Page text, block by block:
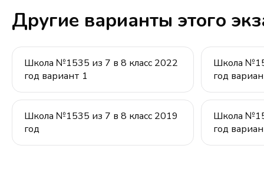
Другие варианты этого
Школа №1535 из 7 в 8 класс 2022
год вариант 1
Школа
год
Школа №1535 из 7 в 8 класс 2019
год
Школа
год